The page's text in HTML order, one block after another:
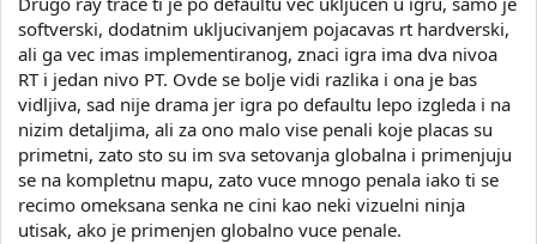
softverski, dodatnim ukljucivanjem pojacavas rt hardverski,
ali ga vec imas implementiranog, znaci igra ima dva nivoa
RT i jedan nivo PT. Ovde se bolje vidi razlika i ona je bas
vidljiva, sad nije drama jer igra po defaultu lepo izgleda i na
nizim detaljima, ali za ono malo vise penali koje placas su
primetni, zato sto su im sva setovanja globalna i primenjuju
se na kompletnu mapu, zato vuce mnogo penala iako ti se
recimo omeksana senka ne cini kao neki vizuelni ninja
utisak, ako je primenjen globalno vuce penale.